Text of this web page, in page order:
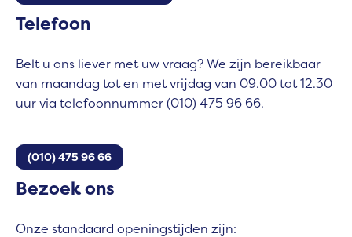
Telefoon
Belt u ons liever met uw vraag? We zijn bereikbaar
van maandag tot en met vrijdag van 09.00 tot 12.30
uur via telefoonnummer (010) 475 96 66.
(010) 475 96 66
Bezoek ons
Onze standaard openingstijden zijn: